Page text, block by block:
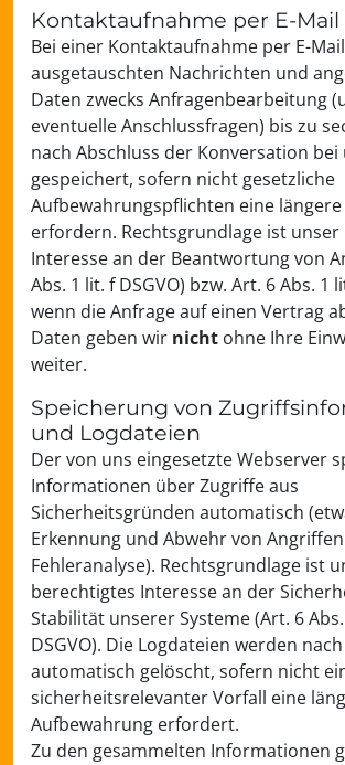
Kontaktaufnahme per E-Mail
Bei einer Kontaktaufnahme per E-
ausgetauschten Nachrichten und
Daten zwecks Anfragenbearbeitung
eventuelle Anschlussfragen) bis zu
nach Abschluss der Konversation bei
gespeichert, sofern nicht gesetzliche
Aufbewahrungspflichten eine
erfordern. Rechtsgrundlage ist
Interesse an der Beantwortung von
Abs. 1 lit. f DSGVO) bzw. Art. 6 Abs. 1
wenn die Anfrage auf einen Vertrag
Daten geben wir nicht ohne Ihre
weiter.
Speicherung von
und Logdateien
Der von uns eingesetzte Webserver
Informationen über Zugriffe aus
Sicherheitsgründen automatisch
Erkennung und Abwehr von
Fehleranalyse). Rechtsgrundlage ist
berechtigtes Interesse an der
Stabilität unserer Systeme (Art. 6
DSGVO). Die Logdateien werden
automatisch gelöscht, sofern nicht
sicherheitsrelevanter Vorfall eine
Aufbewahrung erfordert.
Zu den gesammelten Informationen